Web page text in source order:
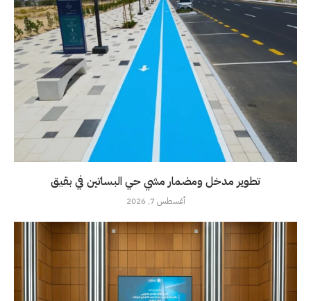
تطوير مدخل ومضمار مشي حي البساتين في بقيق
أغسطس 7, 2026